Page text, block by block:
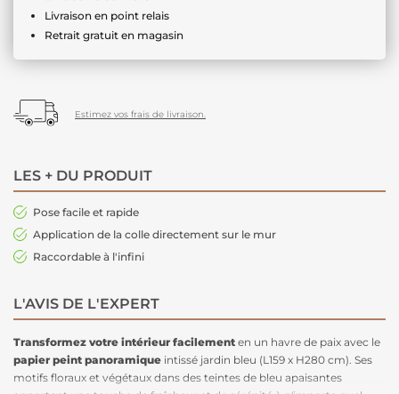
Livraison en point relais
Retrait gratuit en magasin
Estimez vos frais de livraison.
LES + DU PRODUIT
Pose facile et rapide
Application de la colle directement sur le mur
Raccordable à l'infini
L'AVIS DE L'EXPERT
Transformez votre intérieur facilement en un havre de paix avec le
papier peint panoramique intissé jardin bleu (L159 x H280 cm). Ses
motifs floraux et végétaux dans des teintes de bleu apaisantes